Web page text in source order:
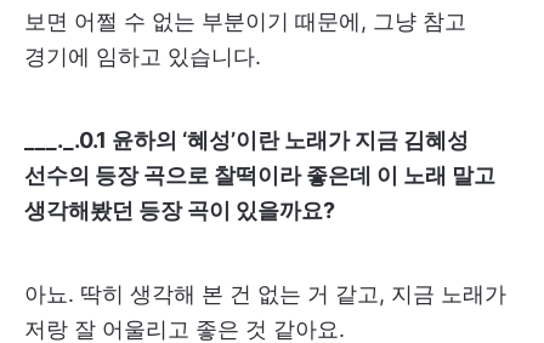
보면 어쩔 수 없는 부분이기 때문에, 그냥 참고
경기에 임하고 있습니다.
___._.0.1 윤하의 ‘혜성’이란 노래가 지금 김혜성
선수의 등장 곡으로 찰떡이라 좋은데 이 노래 말고
생각해봤던 등장 곡이 있을까요?
아뇨. 딱히 생각해 본 건 없는 거 같고, 지금 노래가
저랑 잘 어울리고 좋은 것 같아요.